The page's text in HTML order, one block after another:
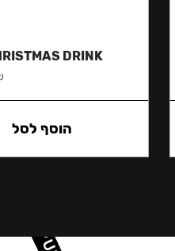
DRINK
הוסף לסל